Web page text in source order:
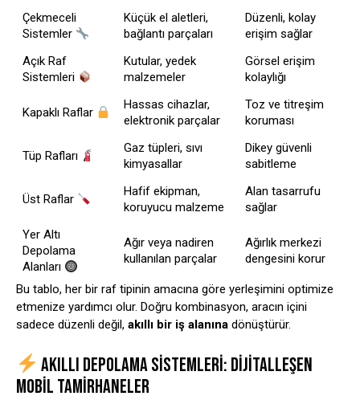
Çekmeceli
Sistemler
Küçük el aletleri,
bağlantı parçaları
Düzenli, kolay
erişim sağlar
Açık Raf
Sistemleri
Kutular, yedek
malzemeler
Görsel erişim
kolaylığı
Kapaklı Raflar
Hassas cihazlar,
elektronik parçalar
Toz ve titreşim
koruması
Tüp Rafları
Gaz tüpleri, sıvı
kimyasallar
Dikey güvenli
sabitleme
Üst Raflar
Hafif ekipman,
koruyucu malzeme
Alan tasarrufu
sağlar
Yer Altı
Depolama
Alanları
Ağır veya nadiren
kullanılan parçalar
Ağırlık merkezi
dengesini korur
Bu tablo, her bir raf tipinin amacına göre yerleşimini optimize
etmenize yardımcı olur. Doğru kombinasyon, aracın içini
sadece düzenli değil, akıllı bir iş alanına dönüştürür.
AKILLI DEPOLAMA SISTEMLERI: DIJITALLEŞEN
MOBIL TAMIRHANELER